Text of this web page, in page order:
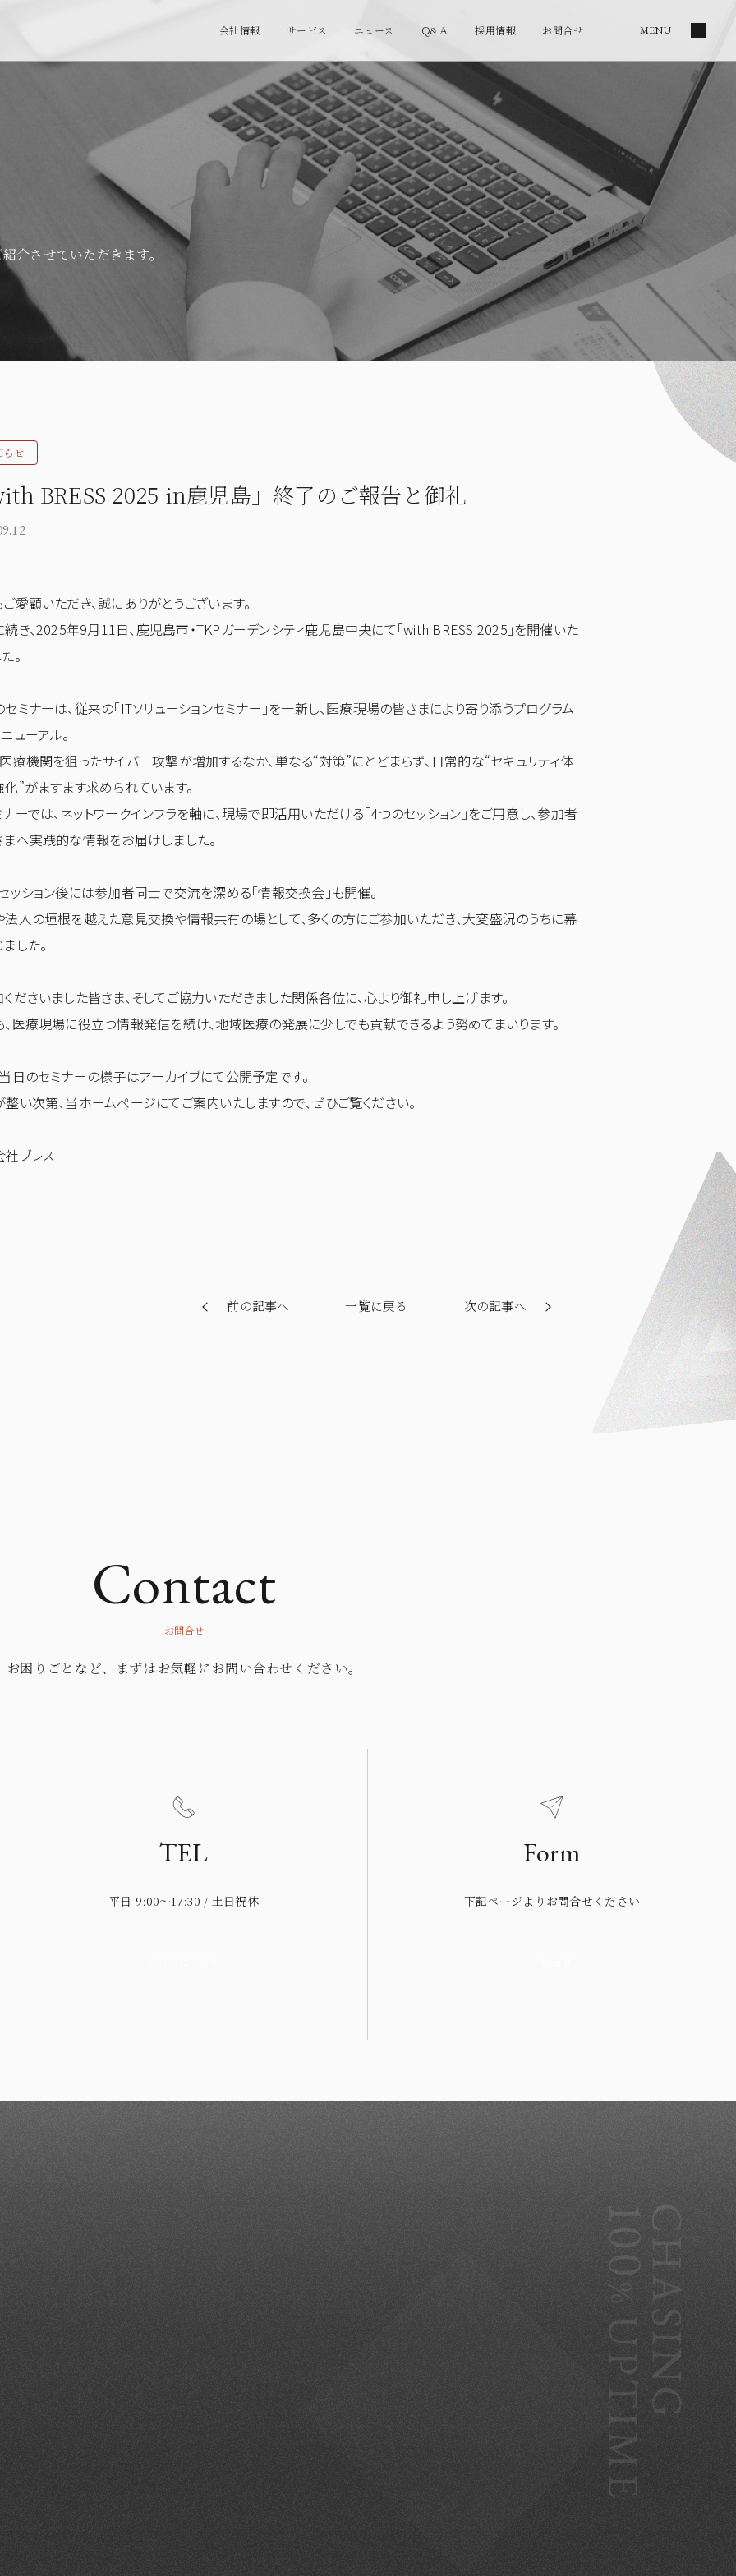
会社情報 サービス ニュース Ｑ&Ａ 採用情報 お問合せ MENU
介させていただきます。
らせ
BRESS 2025 in鹿児島」終了のご報告と御礼
愛顧いただき、誠にありがとうございます。
き、2025年9月11日、鹿児島市・TKPガーデンシティ鹿児島中央にて「with BRESS 2025」を開催いた
。
ミナーは、従来の「ITソリューションセミナー」を一新し、医療現場の皆さまにより寄り添うプログラム
ューアル。
療機関を狙ったサイバー攻撃が増加するなか、単なる“対策”にとどまらず、日常的な“セキュリティ体
”がますます求められています。
ーでは、ネットワークインフラを軸に、現場で即活用いただける「4つのセッション」をご用意し、参加者
へ実践的な情報をお届けしました。
ッション後には参加者同士で交流を深める「情報交換会」も開催。
人の垣根を越えた意見交換や情報共有の場として、多くの方にご参加いただき、大変盛況のうちに幕
した。
ださいました皆さま、そしてご協力いただきました関係各位に、心より御礼申し上げます。
医療現場に役立つ情報発信を続け、地域医療の発展に少しでも貢献できるよう努めてまいります。
日のセミナーの様子はアーカイブにて公開予定です。
い次第、当ホームページにてご案内いたしますので、ぜひご覧ください。
ブレス
前の記事へ 一覧に戻る 次の記事へ
Contact
お問合せ
お困りごとなど、 まずはお気軽にお問い合わせください。
TEL
平日 9:00～17:30 / 土日祝休
Form
下記ページよりお問合せください